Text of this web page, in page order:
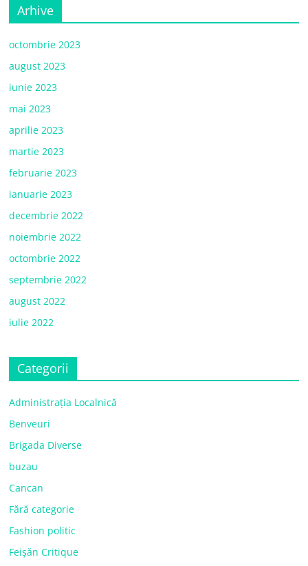
Arhive
octombrie 2023
august 2023
iunie 2023
mai 2023
aprilie 2023
martie 2023
februarie 2023
ianuarie 2023
decembrie 2022
noiembrie 2022
octombrie 2022
septembrie 2022
august 2022
iulie 2022
Categorii
Administrația Localnică
Benveuri
Brigada Diverse
buzau
Cancan
Fără categorie
Fashion politic
Feișăn Critique